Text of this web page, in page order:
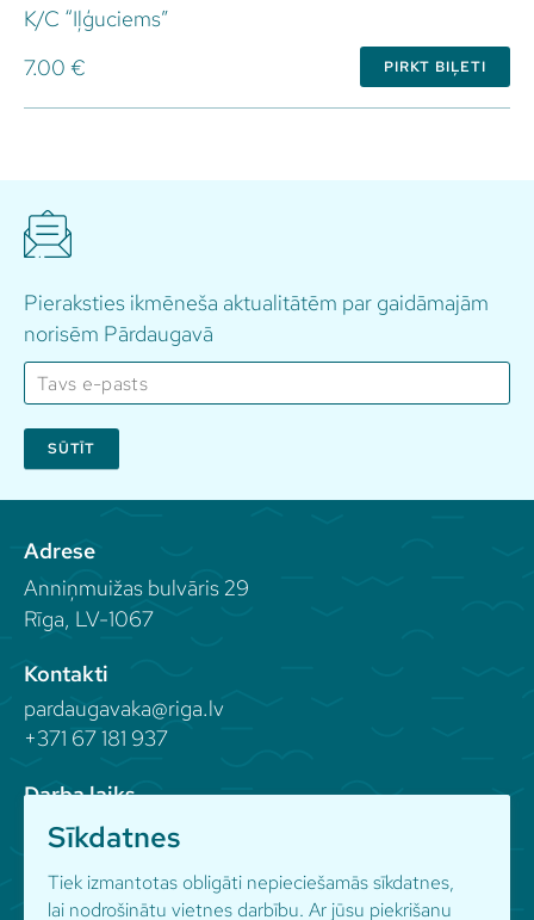
Sīkdatnes
Tiek izmantotas obligāti nepieciešamās sīkdatnes,
lai nodrošinātu vietnes darbību. Ar jūsu piekrišanu
K/C “Iļģuciems”
7.00 €
PIRKT BIĻETI
Pieraksties ikmēneša aktualitātēm par gaidāmajām
norisēm Pārdaugavā
SŪTĪT
Adrese
Anniņmuižas bulvāris 29
Rīga, LV-1067
Kontakti
pardaugavaka@riga.lv
+371 67 181 937
Darba laiks
Seko mums